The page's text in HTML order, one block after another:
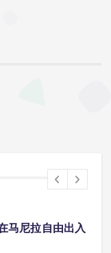
马尼拉使用国际